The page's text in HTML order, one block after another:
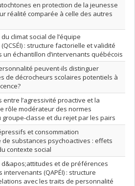
en protection de la jeunesse
réalité comparée à celle des autres
climat social de l’équipe
: structure factorielle et validité
un échantillon d’intervenants québécois
peuvent-ils distinguer
de décrocheurs scolaires potentiels à
entre l’agressivité proactive et la
rôle modérateur des normes
classe et du rejet par les pairs
et consommation
substances psychoactives : effets
contexte social
et de préférences
intervenants (QAPÉI) : structure
avec les traits de personnalité